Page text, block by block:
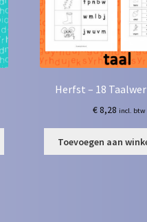
Herfst – 18
€8,28 incl. btw
Toevoegen aan